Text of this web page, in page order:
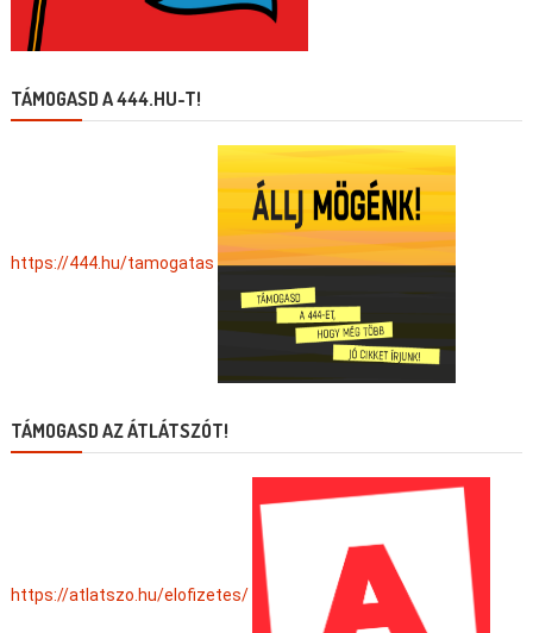
TÁMOGASD A 444.HU-T!
https://444.hu/tamogatas
TÁMOGASD AZ ÁTLÁTSZÓT!
https://atlatszo.hu/elofizetes/